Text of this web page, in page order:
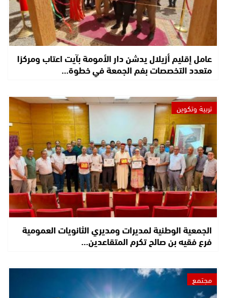
عامل إقليم أزيلال يدشن دار الأمومة بآيت اعتاب ومركزا
متعدد التخصصات بفم الجمعة في خطوة…
تربية وتكوين
الجمعية الوطنية لمديرات ومديري الثانويات العمومية
فرع فقيه بن صالح تكرم المتقاعدين…
مجتمع